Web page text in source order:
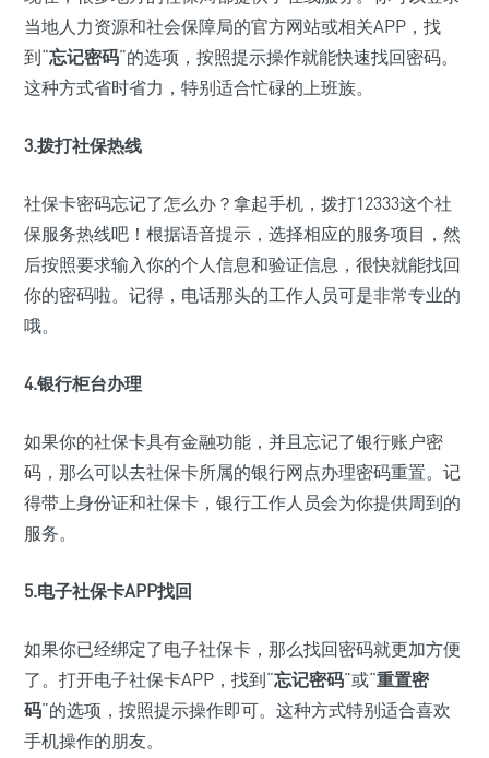
当地人力资源和社会保障局的官方网站或相关APP，找
到“忘记密码”的选项，按照提示操作就能快速找回密码。
这种方式省时省力，特别适合忙碌的上班族。
3.拨打社保热线
社保卡密码忘记了怎么办？拿起手机，拨打12333这个社
保服务热线吧！根据语音提示，选择相应的服务项目，然
后按照要求输入你的个人信息和验证信息，很快就能找回
你的密码啦。记得，电话那头的工作人员可是非常专业的
哦。
4.银行柜台办理
如果你的社保卡具有金融功能，并且忘记了银行账户密
码，那么可以去社保卡所属的银行网点办理密码重置。记
得带上身份证和社保卡，银行工作人员会为你提供周到的
服务。
5.电子社保卡APP找回
如果你已经绑定了电子社保卡，那么找回密码就更加方便
了。打开电子社保卡APP，找到“忘记密码”或“重置密
码”的选项，按照提示操作即可。这种方式特别适合喜欢
手机操作的朋友。